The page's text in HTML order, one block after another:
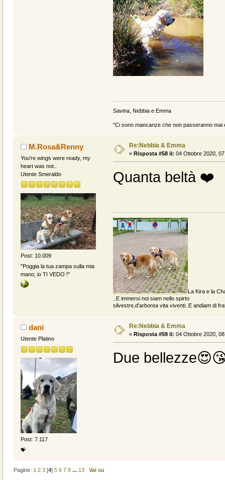
Savina, Nebbia e Emma
"Ci sono mancanze che non passeranno
M.Rosa&Renny
You're wings were ready, my
heart was not..
Utente Smeraldo
Post: 10.009
"Poggia la tua zampa sulla mia
mano; io TI VEDO !"
Re:Nebbia & Emma
« Risposta #58 il: 04 Ottobre 2020,
Quanta beltà ❤️
La Kira e la
..E immersi noi siam nello spirto
silvestre,d'arborea vita viventi..E andiam di
dani
Utente Platino
Post: 7.117
💝
Re:Nebbia & Emma
« Risposta #59 il: 04 Ottobre 2020,
Due
Pagine:1 2 3 [4]5 6 7 8 ...13 Vai su